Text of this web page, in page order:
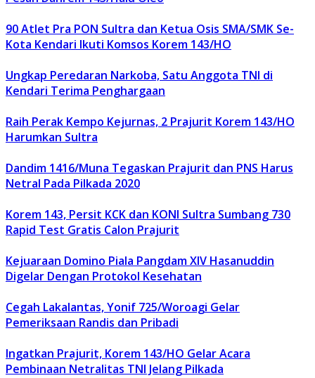
90 Atlet Pra PON Sultra dan Ketua Osis SMA/SMK Se-
Kota Kendari Ikuti Komsos Korem 143/HO
Ungkap Peredaran Narkoba, Satu Anggota TNI di
Kendari Terima Penghargaan
Raih Perak Kempo Kejurnas, 2 Prajurit Korem 143/HO
Harumkan Sultra
Dandim 1416/Muna Tegaskan Prajurit dan PNS Harus
Netral Pada Pilkada 2020
Korem 143, Persit KCK dan KONI Sultra Sumbang 730
Rapid Test Gratis Calon Prajurit
Kejuaraan Domino Piala Pangdam XIV Hasanuddin
Digelar Dengan Protokol Kesehatan
Cegah Lakalantas, Yonif 725/Woroagi Gelar
Pemeriksaan Randis dan Pribadi
Ingatkan Prajurit, Korem 143/HO Gelar Acara
Pembinaan Netralitas TNI Jelang Pilkada